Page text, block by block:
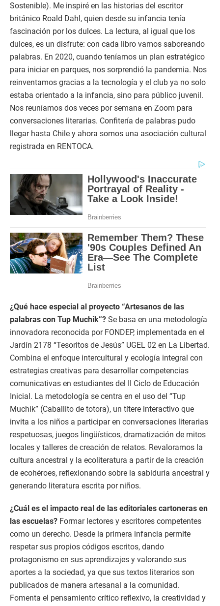
Sostenible). Me inspiré en las historias del escritor
británico Roald Dahl, quien desde su infancia tenía
fascinación por los dulces. La lectura, al igual que los
dulces, es un disfrute: con cada libro vamos saboreando
palabras. En 2020, cuando teníamos un plan estratégico
para iniciar en parques, nos sorprendió la pandemia. Nos
reinventamos gracias a la tecnología y el club ya no solo
estaba orientado a la infancia, sino para público juvenil.
Nos reuníamos dos veces por semana en Zoom para
conversaciones literarias. Confitería de palabras pudo
llegar hasta Chile y ahora somos una asociación cultural
registrada en RENTOCA.
¿Qué hace especial al proyecto “Artesanos de las
palabras con Tup Muchik”? Se basa en una metodología
innovadora reconocida por FONDEP, implementada en el
Jardín 2178 “Tesoritos de Jesús” UGEL 02 en La Libertad.
Combina el enfoque intercultural y ecología integral con
estrategias creativas para desarrollar competencias
comunicativas en estudiantes del II Ciclo de Educación
Inicial. La metodología se centra en el uso del “Tup
Muchik” (Caballito de totora), un títere interactivo que
invita a los niños a participar en conversaciones literarias
respetuosas, juegos lingüísticos, dramatización de mitos
locales y talleres de creación de relatos. Revaloramos la
cultura ancestral y la ecoliteratura a partir de la creación
de ecohéroes, reflexionando sobre la sabiduría ancestral y
generando literatura escrita por niños.
¿Cuál es el impacto real de las editoriales cartoneras en
las escuelas? Formar lectores y escritores competentes
como un derecho. Desde la primera infancia permite
respetar sus propios códigos escritos, dando
protagonismo en sus aprendizajes y valorando sus
aportes a la sociedad, ya que sus textos literarios son
publicados de manera artesanal a la comunidad.
Fomenta el pensamiento crítico reflexivo, la creatividad y